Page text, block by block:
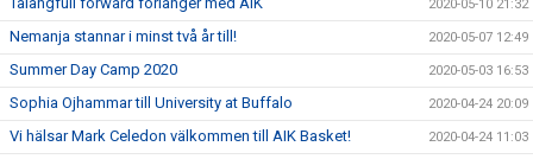
2020-05-10 21:32
Nemanja stannar i minst två år till! 2020-05-07 12:49
Summer Day Camp 2020 2020-05-03 16:53
Sophia Ojhammar till University at Buffalo 2020-04-24 20:09
Vi hälsar Mark Celedon välkommen till AIK Basket! 2020-04-24 11:03